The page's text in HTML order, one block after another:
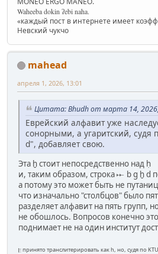
Waheeba dokin ʔebi naha.
«каждый пост в интернете имеет
Невский чукчо
mahead
апреля 1, 2026, 13:01
Цитата: Bhudh от марта 14,
Еврейский алфавит уже
сонорными, а угаритский, судя
d", добавляет свою.
Эта ḫ стоит непосредственно над ḥ
и, таким образом, строка 𐎀 b g ḫ d
а потому это может быть не
что изначально "столбцов" было
разделяет алфавит на пять групп,
не обошлось. Вопросов конечно
поднимает не на один институт
𐎅 принято транслитерировать как h, но, судя по